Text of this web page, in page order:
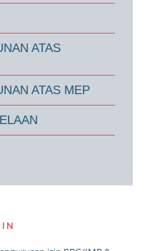
ATAS
ATAS MEP